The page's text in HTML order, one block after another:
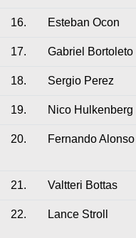
16. Esteban Ocon
17. Gabriel Bortoleto
18. Sergio Perez
19. Nico Hulkenberg
20. Fernando Alonso
21. Valtteri Bottas
22. Lance Stroll